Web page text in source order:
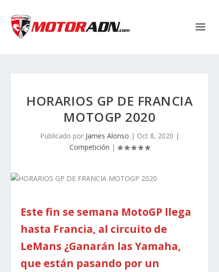
HORARIOS GP DE FRANCIA
MOTOGP 2020
Publicado por James Alonso | Oct 8, 2020 |
Competición |
Este fin se semana MotoGP llega
hasta Francia, al circuito de
LeMans ¿Ganarán las Yamaha,
que están pasando por un